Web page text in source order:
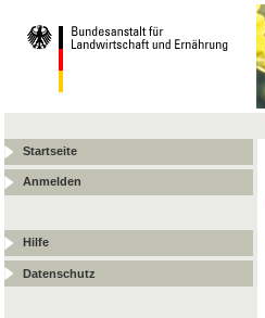
Startseite
Anmelden
Hilfe
Datenschutz